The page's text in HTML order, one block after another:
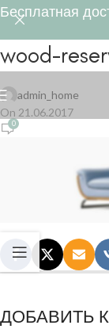
wood-
admin_home
On 21.06.2017
0
ДОБАВИТЬ
Бесплатная